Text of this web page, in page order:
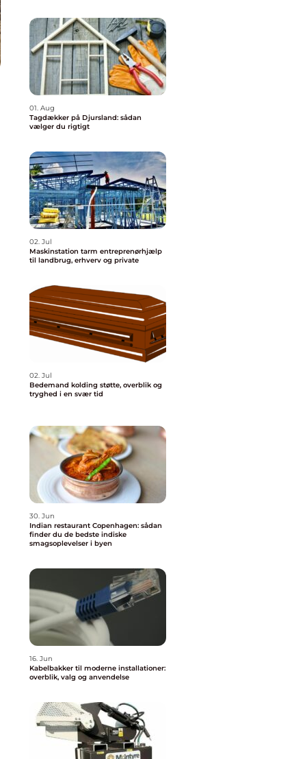
01. Aug
Tagdækker på Djursland: sådan
vælger du rigtigt
02. Jul
Maskinstation tarm entreprenørhjælp
til landbrug, erhverv og private
02. Jul
Bedemand kolding støtte, overblik og
tryghed i en svær tid
30. Jun
Indian restaurant Copenhagen: sådan
finder du de bedste indiske
smagsoplevelser i byen
16. Jun
Kabelbakker til moderne installationer:
overblik, valg og anvendelse